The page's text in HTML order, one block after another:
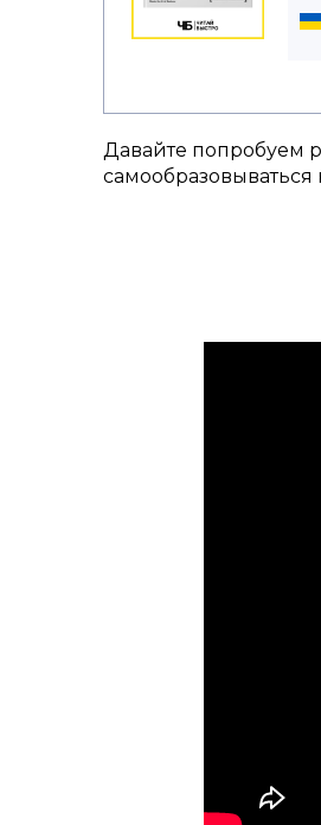
Давайте попробуем
самообразовываться